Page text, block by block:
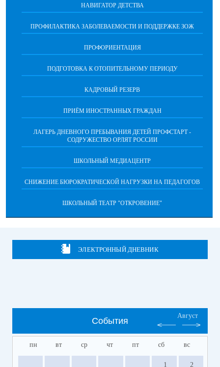
НАВИГАТОР ДЕТСТВА
ПРОФИЛАКТИКА ЗАБОЛЕВАЕМОСТИ И ПОДДЕРЖКЕ ЗОЖ
ПРОФОРИЕНТАЦИЯ
ПОДГОТОВКА К ОТОПИТЕЛЬНОМУ ПЕРИОДУ
КАДРОВЫЙ РЕЗЕРВ
ПРИЁМ ИНОСТРАННЫХ ГРАЖДАН
ЛАГЕРЬ ДНЕВНОГО ПРЕБЫВАНИЯ ДЕТЕЙ ПРОФСТАРТ -
СОДРУЖЕСТВО ОРЛЯТ РОССИИ
ШКОЛЬНЫЙ МЕДИАЦЕНТР
СНИЖЕНИЕ БЮРОКРАТИЧЕСКОЙ НАГРУЗКИ НА ПЕДАГОГОВ
ШКОЛЬНЫЙ ТЕАТР "ОТКРОВЕНИЕ"
ЭЛЕКТРОННЫЙ ДНЕВНИК
События
Август
пн вт ср чт пт сб вс
1 2